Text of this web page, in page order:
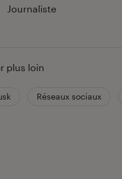
Journaliste
plus loin
Réseaux sociaux